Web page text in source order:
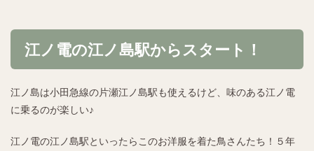
江ノ電の江ノ島駅からスタート！
江ノ島は小田急線の片瀬江ノ島駅も使えるけど、味のある江ノ電
に乗るのが楽しい♪
江ノ電の江ノ島駅といったらこのお洋服を着た鳥さんたち！５年